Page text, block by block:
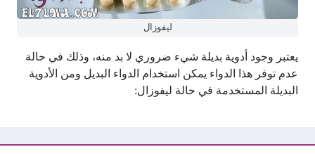
ليفوزال
يعتبر وجود أدوية بديلة شيء ضروري لا بد منه، وذلك في حالة
عدم توفر هذا الدواء يمكن استخدام الدواء البديل ومن الأدوية
البديلة المستخدمة في حالة ليفوزال: